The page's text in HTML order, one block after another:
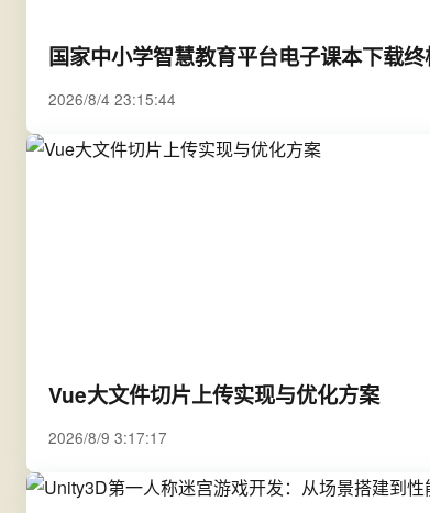
国家中小学智慧教育平台电子课本下载
2026/8/4 23:15:44
Vue大文件切片上传实现与优化方案
2026/8/9 3:17:17